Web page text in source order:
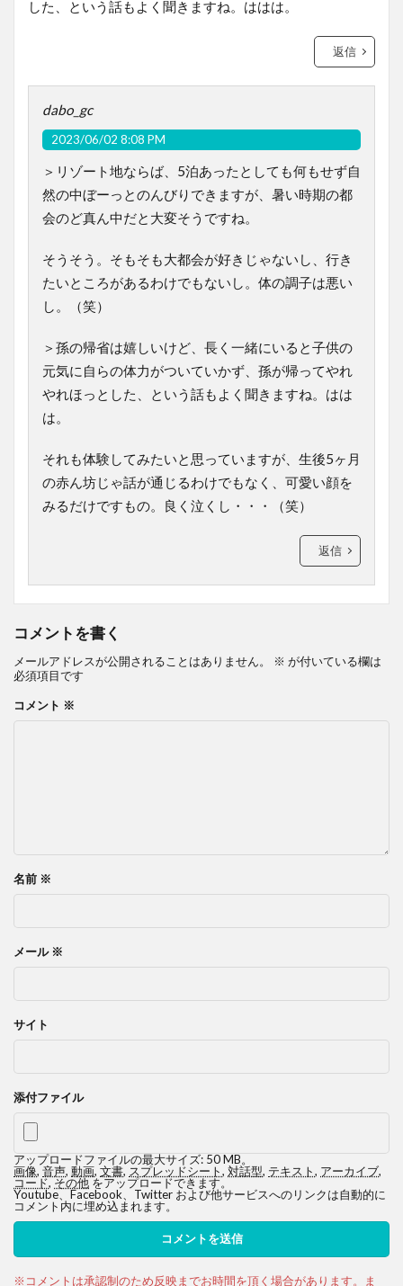
した、という話もよく聞きますね。ははは。
返信
dabo_gc
2023/06/02 8:08 PM
＞リゾート地ならば、5泊あったとしても何もせず自
然の中ぼーっとのんびりできますが、暑い時期の都
会のど真ん中だと大変そうですね。
そうそう。そもそも大都会が好きじゃないし、行き
たいところがあるわけでもないし。体の調子は悪い
し。（笑）
＞孫の帰省は嬉しいけど、長く一緒にいると子供の
元気に自らの体力がついていかず、孫が帰ってやれ
やれほっとした、という話もよく聞きますね。はは
は。
それも体験してみたいと思っていますが、生後5ヶ月
の赤ん坊じゃ話が通じるわけでもなく、可愛い顔を
みるだけですもの。良く泣くし・・・（笑）
返信
コメントを書く
メールアドレスが公開されることはありません。 ※ が付いている欄は
必須項目です
コメント ※
名前 ※
メール ※
サイト
添付ファイル
アップロードファイルの最大サイズ: 50 MB。
画像, 音声, 動画, 文書, スプレッドシート, 対話型, テキスト, アーカイブ,
コード,その他をアップロードできます。
Youtube、Facebook、Twitter および他サービスへのリンクは自動的に
コメント内に埋め込まれます。